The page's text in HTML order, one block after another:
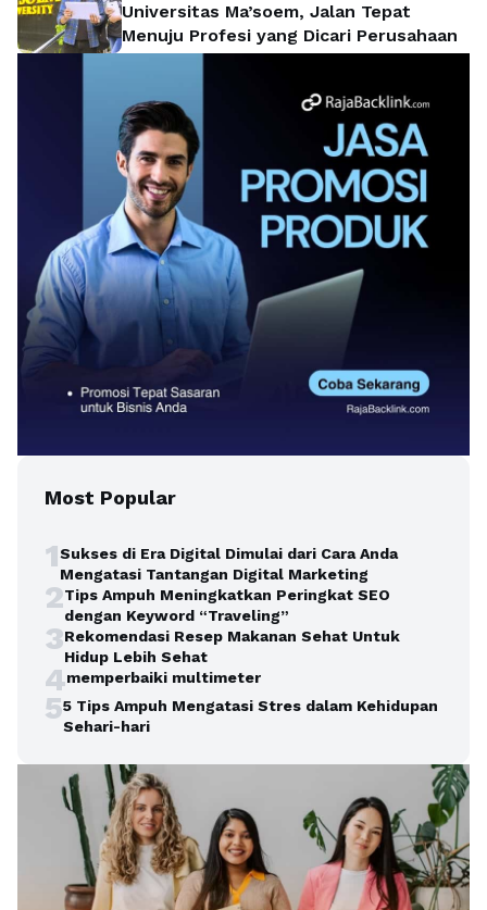
Universitas Ma’soem, Jalan Tepat
Menuju Profesi yang Dicari Perusahaan
Most Popular
1Sukses di Era Digital Dimulai dari Cara Anda
Mengatasi Tantangan Digital Marketing
2Tips Ampuh Meningkatkan Peringkat SEO
dengan Keyword “Traveling”
3Rekomendasi Resep Makanan Sehat Untuk
Hidup Lebih Sehat
4memperbaiki multimeter
55 Tips Ampuh Mengatasi Stres dalam Kehidupan
Sehari-hari